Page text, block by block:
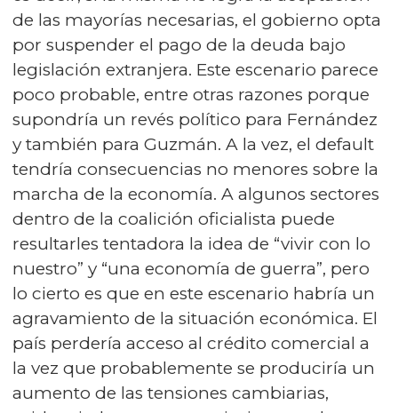
de las mayorías necesarias, el gobierno opta
por suspender el pago de la deuda bajo
legislación extranjera. Este escenario parece
poco probable, entre otras razones porque
supondría un revés político para Fernández
y también para Guzmán. A la vez, el default
tendría consecuencias no menores sobre la
marcha de la economía. A algunos sectores
dentro de la coalición oficialista puede
resultarles tentadora la idea de “vivir con lo
nuestro” y “una economía de guerra”, pero
lo cierto es que en este escenario habría un
agravamiento de la situación económica. El
país perdería acceso al crédito comercial a
la vez que probablemente se produciría un
aumento de las tensiones cambiarias,